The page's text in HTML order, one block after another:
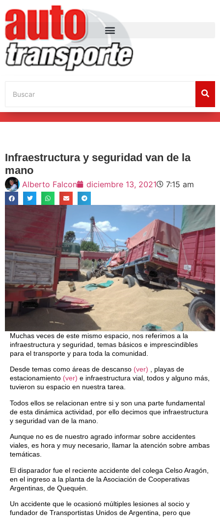
Infraestructura y seguridad van de la
mano
Alberto Falcon diciembre 13, 2021 7:15 am
Muchas veces de este mismo espacio, nos referimos a la
infraestructura y seguridad, temas básicos e imprescindibles
para el transporte y para toda la comunidad.
Desde temas como áreas de descanso (ver) , playas de
estacionamiento (ver) e infraestructura vial, todos y alguno más,
tuvieron su espacio en nuestra tarea.
Todos ellos se relacionan entre si y son una parte fundamental
de esta dinámica actividad, por ello decimos que infraestructura
y seguridad van de la mano.
Aunque no es de nuestro agrado informar sobre accidentes
viales, es hora y muy necesario, llamar la atención sobre ambas
temáticas.
El disparador fue el reciente accidente del colega Celso Aragón,
en el ingreso a la planta de la Asociación de Cooperativas
Argentinas, de Quequén.
Un accidente que le ocasionó múltiples lesiones al socio y
fundador de Transportistas Unidos de Argentina, pero que